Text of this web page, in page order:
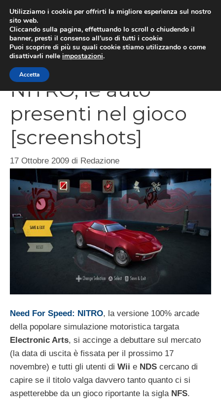
contenuto
Need For Speed:
NITRO, le auto
presenti nel gioco
[screenshots]
17 Ottobre 2009 di Redazione
Need For Speed: NITRO, la versione 100% arcade
della popolare simulazione motoristica targata
Electronic Arts, si accinge a debuttare sul mercato
(la data di uscita è fissata per il prossimo 17
novembre) e tutti gli utenti di Wii e NDS cercano di
capire se il titolo valga davvero tanto quanto ci si
aspetterebbe da un gioco riportante la sigla NFS.
Utilizziamo i cookie per offrirti la migliore esperienza sul nostro
sito web.
Cliccando sulla pagina, effettuando lo scroll o chiudendo il
banner, presti il consenso all’uso di tutti i cookie
Puoi scoprire di più su quali cookie stiamo utilizzando o come
disattivarli nelle impostazioni.
Accetta